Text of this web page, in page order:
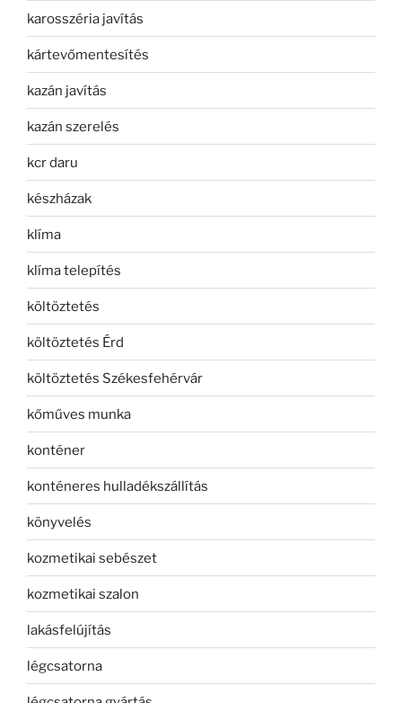
karosszéria javítás
kártevőmentesítés
kazán javítás
kazán szerelés
kcr daru
készházak
klíma
klíma telepítés
költöztetés
költöztetés Érd
költöztetés Székesfehérvár
kőműves munka
konténer
konténeres hulladékszállítás
könyvelés
kozmetikai sebészet
kozmetikai szalon
lakásfelújítás
légcsatorna